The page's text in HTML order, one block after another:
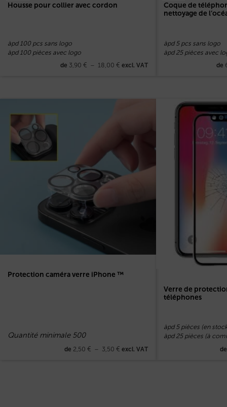
Housse pour collier avec cordon
àpd 100 pcs sans logo
àpd 100 pièces avec logo
de 3,90 € – 18,00 € excl. VAT
Coque de
nettoyage de
àpd 5 pcs sans logo
àpd 25 pièces avec
de
Protection caméra verre iPhone ™
Quantité minimale 500
de 2,50 € – 3,50 € excl. VAT
Verre de
téléphones
àpd 5 pièces (en
àpd 25 pièces (à